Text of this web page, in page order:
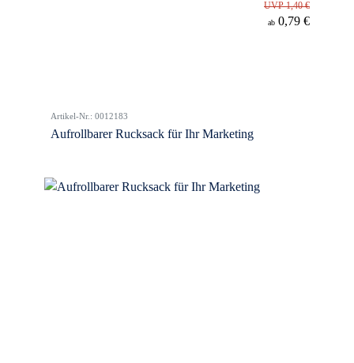
UVP 1,40 €
ab 0,79 €
Artikel-Nr.: 0012183
Aufrollbarer Rucksack für Ihr Marketing